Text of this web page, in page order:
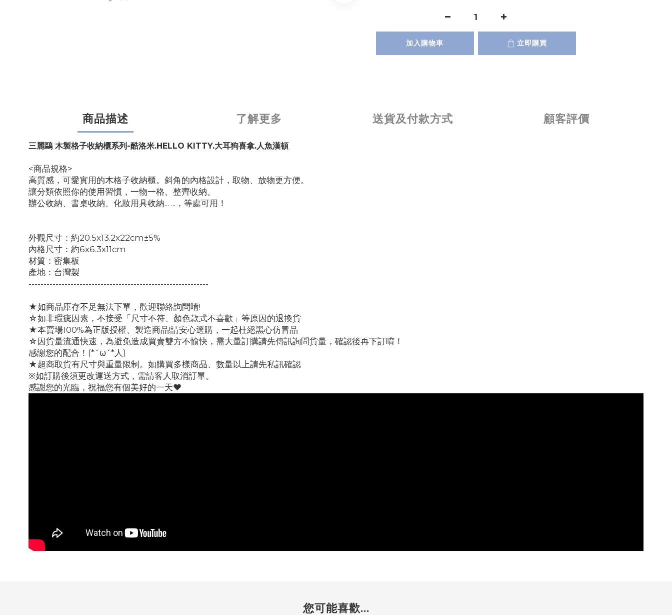
加入購物車 立即購買
商品描述 了解更多 送貨及付款方式 顧客評價
三麗鷗 木製格子收納櫃系列-酷洛米.HELLO KITTY.大耳狗喜拿.人魚漢頓
<商品規格>
高質感，可愛實用的木格子收納櫃。斜角的內格設計，取物、放物更方便。
讓分類依照你的使用習慣，一物一格、整齊收納。
辦公收納、書桌收納、化妝用具收納... ...，等處可用！
外觀尺寸：約20.5x13.2x22cm±5%
內格尺寸：約6x6.3x11cm
材質：密集板
產地：台灣製
------------------------------------------------------------
★如商品庫存不足無法下單，歡迎聯絡詢問唷!
☆如非瑕疵因素，不接受「尺寸不符、顏色款式不喜歡」等原因的退換貨
★本賣場100%為正版授權、製造商品!請安心選購，一起杜絕黑心仿冒品
☆因貨量流通快速，為避免造成買賣雙方不愉快，需大量訂購請先傳訊詢問貨量，確認後再下訂唷！
感謝您的配合！(*ˇωˇ*人)
★超商取貨有尺寸與重量限制。如購買多樣商品、數量以上請先私訊確認
※如訂購後須更改運送方式，需請客人取消訂單。
感謝您的光臨，祝福您有個美好的一天♥
您可能喜歡...